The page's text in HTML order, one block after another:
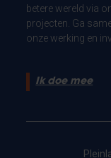
betere wereld via
projecten. Ga
onze werking en
Ik doe mee